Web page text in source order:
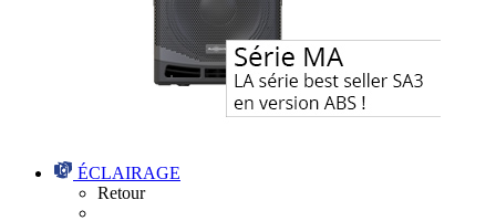
ÉCLAIRAGE
Retour